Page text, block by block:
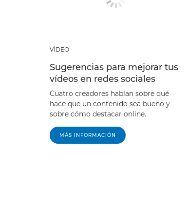
VÍDEO
Sugerencias para mejorar tus
vídeos en redes sociales
Cuatro creadores hablan sobre qué
hace que un contenido sea bueno y
sobre cómo destacar online.
MÁS INFORMACIÓN